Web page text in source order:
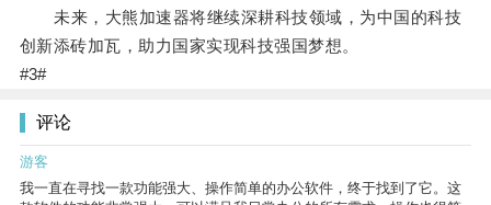
未来，大熊加速器将继续深耕科技领域，为中国的科技
创新添砖加瓦，助力国家实现科技强国梦想。
#3#
评论
游客
我一直在寻找一款功能强大、操作简单的办公软件，终于找到了它。这